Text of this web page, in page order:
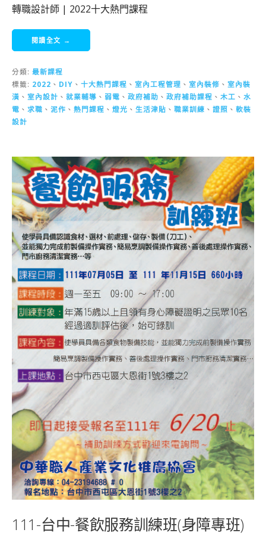
轉職設計師 | 2022十大熱門課程
閱讀全文 →
分類: 最新課程
標籤: 2022 、 DIY 、 十大熱門課程 、 室內工程管理 、 室內裝修 、 室內裝
潢 、 室內設計 、 就業輔導 、 弱電 、 政府補助 、 政府補助課程 、 木工 、 水
電 、 求職 、 泥作 、 熱門課程 、 燈光 、 生活津貼 、 職業訓練 、 證照 、 軟裝
設計
111-台中-餐飲服務訓練班(身障專班)